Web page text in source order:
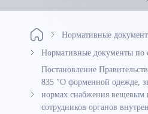
Нормативные
Нормативные документы по
Постановление
835 "О форменной одежде,
нормах снабжения вещевым
сотрудников органов